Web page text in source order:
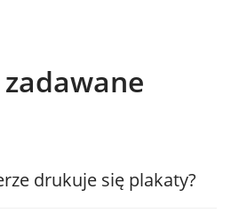
drukuje się plakaty?